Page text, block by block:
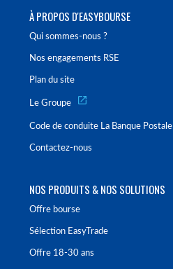
À PROPOS D'EASYBOURSE
Qui sommes-nous ?
Nos engagements RSE
Plan du site
Le Groupe
Code de conduite La Banque Postale
Contactez-nous
NOS PRODUITS & NOS SOLUTIONS
Offre bourse
Sélection EasyTrade
Offre 18-30 ans